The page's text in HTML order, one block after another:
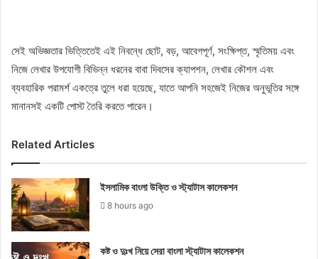
সেই অভিজ্ঞতার ভিত্তিতেই এই নিবন্ধে ছোট, বড়, আবেগপূর্ণ, সংক্ষিপ্ত, স্মৃতিময় এবং
নিজে লেখার উপযোগী বিভিন্ন ধরনের বাবা দিবসের ক্যাপশন, লেখার কৌশল এবং
ব্যবহারিক পরামর্শ একত্রে তুলে ধরা হয়েছে, যাতে আপনি সহজেই নিজের অনুভূতির সঙ্গে
মানানসই একটি পোস্ট তৈরি করতে পারেন।
Related Articles
ইসলামিক বাংলা উক্তি ও স্ট্যাটাস কালেকশন
8 hours ago
কষ্ট ও দুঃখ নিয়ে সেরা বাংলা স্ট্যাটাস কালেকশন